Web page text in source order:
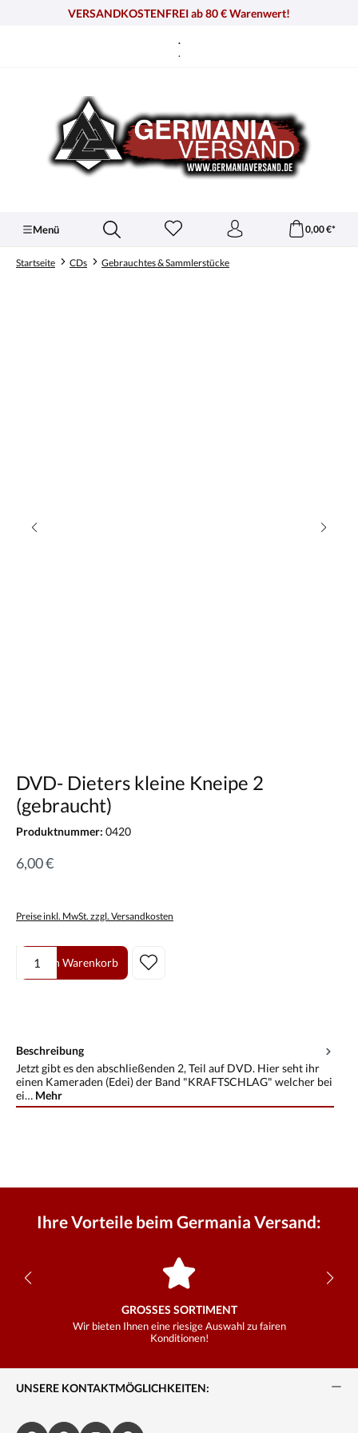
VERSANDKOSTENFREI ab 80 € Warenwert!
.
.
Menü 0,00 €*
Startseite CDs Gebrauchtes & Sammlerstücke
DVD- Dieters kleine Kneipe 2
(gebraucht)
Produktnummer: 0420
6,00 €
Preise inkl. MwSt. zzgl. Versandkosten
Produkt Anzahl: Gib den gewünschten Wert ein oder benutze die
In den Warenkorb
Beschreibung
Jetzt gibt es den abschließenden 2, Teil auf DVD. Hier seht ihr
einen Kameraden (Edei) der Band "KRAFTSCHLAG" welcher bei
ei… Mehr
Ihre Vorteile beim Germania Versand:
GROSSES SORTIMENT
Wir bieten Ihnen eine riesige Auswahl zu fairen
Konditionen!
UNSERE KONTAKTMÖGLICHKEITEN: